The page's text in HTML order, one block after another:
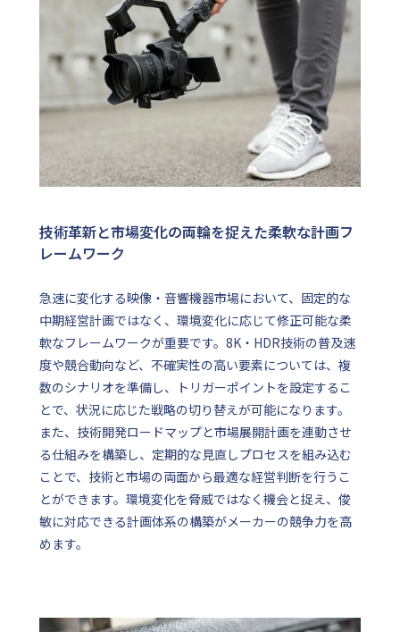
技術革新と市場変化の両輪を捉えた柔軟な計画フ
レームワーク
急速に変化する映像・音響機器市場において、固定的な
中期経営計画ではなく、環境変化に応じて修正可能な柔
軟なフレームワークが重要です。8K・HDR技術の普及速
度や競合動向など、不確実性の高い要素については、複
数のシナリオを準備し、トリガーポイントを設定するこ
とで、状況に応じた戦略の切り替えが可能になります。
また、技術開発ロードマップと市場展開計画を連動させ
る仕組みを構築し、定期的な見直しプロセスを組み込む
ことで、技術と市場の両面から最適な経営判断を行うこ
とができます。環境変化を脅威ではなく機会と捉え、俊
敏に対応できる計画体系の構築がメーカーの競争力を高
めます。